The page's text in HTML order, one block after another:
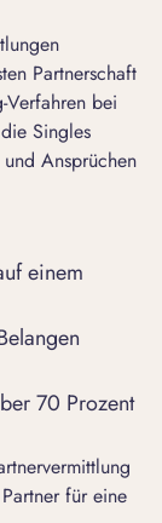
Partnerschaft
Verfahren bei
Singles
Ansprüchen
einem
70 Prozent
für eine